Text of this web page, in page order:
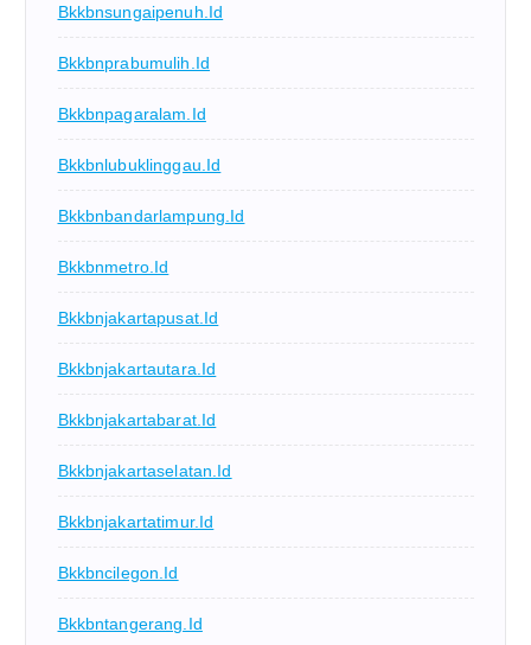
Bkkbnsungaipenuh.id
Bkkbnprabumulih.id
Bkkbnpagaralam.id
Bkkbnlubuklinggau.id
Bkkbnbandarlampung.id
Bkkbnmetro.id
Bkkbnjakartapusat.id
Bkkbnjakartautara.id
Bkkbnjakartabarat.id
Bkkbnjakartaselatan.id
Bkkbnjakartatimur.id
Bkkbncilegon.id
Bkkbntangerang.id